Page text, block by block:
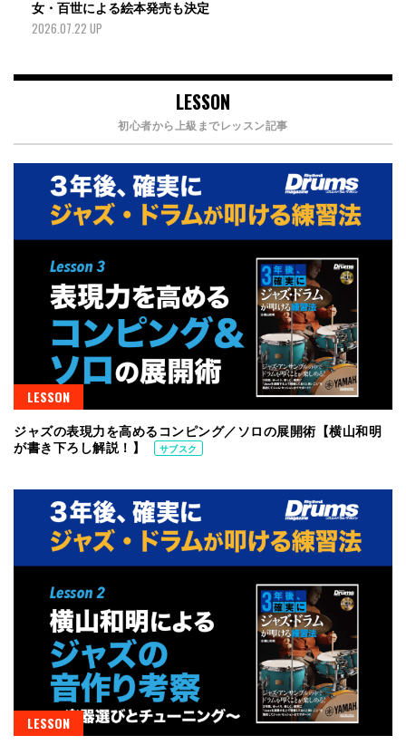
女・百世による絵本発売も決定
2026.07.22 UP
LESSON
初心者から上級までレッスン記事
LESSON
ジャズの表現力を高めるコンピング／ソロの展開術【横山和明
が書き下ろし解説！】
サブスク
LESSON